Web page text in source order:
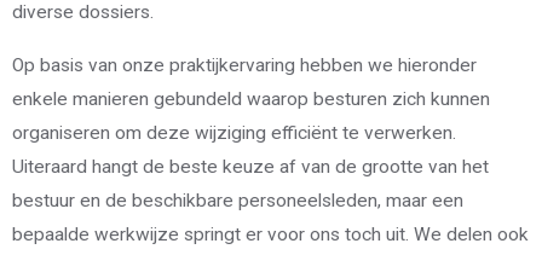
diverse dossiers.
Op basis van onze praktijkervaring hebben we hieronder
enkele manieren gebundeld waarop besturen zich kunnen
organiseren om deze wijziging efficiënt te verwerken.
Uiteraard hangt de beste keuze af van de grootte van het
bestuur en de beschikbare personeelsleden, maar een
bepaalde werkwijze springt er voor ons toch uit. We delen ook